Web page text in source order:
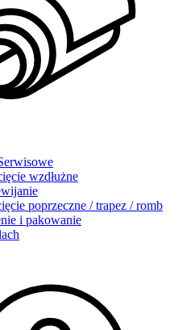
wzdłużne
poprzeczne / trapez / romb
i pakowanie